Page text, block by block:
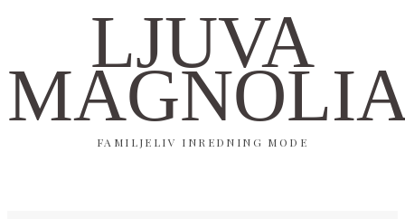
LJUVA
FAMILJELIV INREDNING MODE